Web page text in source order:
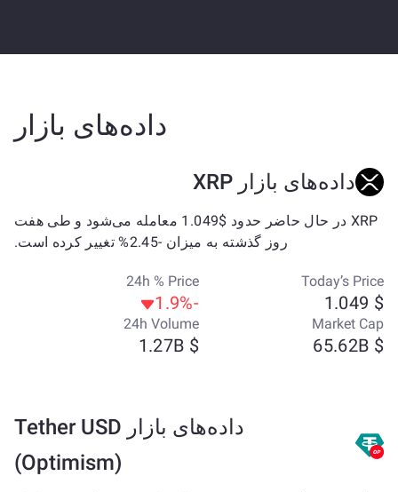
داده‌های بازار
داده‌های بازار XRP
XRP در حال حاضر حدود $1.049 معامله می‌شود و طی هفت
روز گذشته به میزان -2.45% تغییر کرده است.
Today’s Price
$ 1.049
24h % Price
-1.9%
Market Cap
$ 65.62B
24h Volume
$ 1.27B
داده‌های بازار Tether USD
(Optimism)